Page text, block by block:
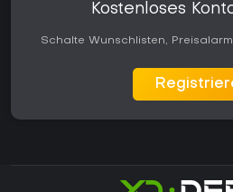
Kostenloses
Schalte Wunschlisten,